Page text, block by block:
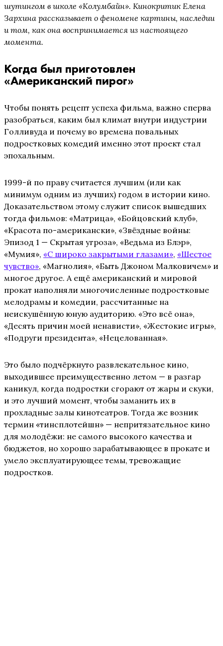
шутингом в школе «Колумбайн». Кинокритик Елена
Зархина рассказывает о феномене картины, наследии
и том, как она воспринимается из настоящего
момента.
Когда был приготовлен
«Американский пирог»
Чтобы понять рецепт успеха фильма, важно сперва
разобраться, каким был климат внутри индустрии
Голливуда и почему во времена повальных
подростковых комедий именно этот проект стал
эпохальным.
1999-й по праву считается лучшим (или как
минимум одним из лучших) годом в истории кино.
Доказательством этому служит список вышедших
тогда фильмов: «Матрица», «Бойцовский клуб»,
«Красота по-американски», «Звёздные войны:
Эпизод 1 — Скрытая угроза», «Ведьма из Блэр»,
«Мумия», «С широко закрытыми глазами», «Шестое
чувство», «Магнолия», «Быть Джоном Малковичем» и
многое другое. А ещё американский и мировой
прокат наполняли многочисленные подростковые
мелодрамы и комедии, рассчитанные на
неискушённую юную аудиторию. «Это всё она»,
«Десять причин моей ненависти», «Жестокие игры»,
«Подруги президента», «Нецелованная».
Это было подчёркнуто развлекательное кино,
выходившее преимущественно летом — в разгар
каникул, когда подростки сгорают от жары и скуки,
и это лучший момент, чтобы заманить их в
прохладные залы кинотеатров. Тогда же возник
термин «тинсплотейшн» — непритязательное кино
для молодёжи: не самого высокого качества и
бюджетов, но хорошо зарабатывающее в прокате и
умело эксплуатирующее темы, тревожащие
подростков.